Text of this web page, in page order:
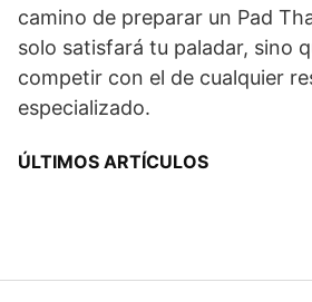
camino de preparar un Pad
solo satisfará tu paladar, sino
competir con el de cualquier
especializado.
ÚLTIMOS ARTÍCULOS